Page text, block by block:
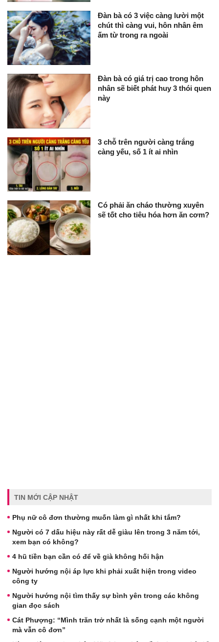
Đàn bà có 3 việc càng lười một
chút thì càng vui, hôn nhân êm
ấm từ trong ra ngoài
Đàn bà có giá trị cao trong hôn
nhân sẽ biết phát huy 3 thói quen
này
3 chỗ trên người càng trắng
càng yếu, số 1 ít ai nhìn
Có phải ăn cháo thường xuyên
sẽ tốt cho tiêu hóa hơn ăn cơm?
TIN MỚI CẬP NHẬT
Phụ nữ cô đơn thường muốn làm gì nhất khi tắm?
Người có 7 dấu hiệu này rất dễ giàu lên trong 3 năm tới,
xem bạn có không?
4 hũ tiền bạn cần có để về già không hối hận
Người hướng nội áp lực khi phải xuất hiện trong video
công ty
Người hướng nội tìm thấy sự bình yên trong các không
gian đọc sách
Cát Phượng: “Mình trăn trở nhất là sống cạnh một người
mà vẫn cô đơn”